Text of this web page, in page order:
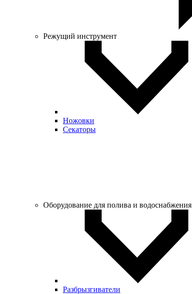
Режущий инструмент
Ножовки
Секаторы
Оборудование для полива и водоснабжения
Разбрызгиватели